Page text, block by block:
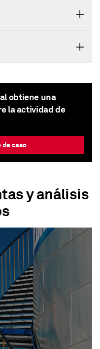
obtiene una
la actividad de
caso
y análisis